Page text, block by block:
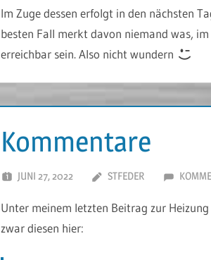
Im Zuge dessen erfolgt in den nächsten
besten Fall merkt davon niemand was,
erreichbar sein. Also nicht wundern
Kommentare
JUNI 27, 2022 STFEDER
Unter meinem letzten Beitrag zur
zwar diesen hier: